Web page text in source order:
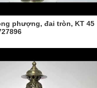
phượng, đai tròn, KT 45